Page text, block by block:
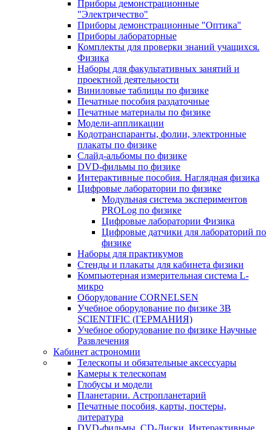
Приборы демонстрационные
"Электричество"
Приборы демонстрационные "Оптика"
Приборы лабораторные
Комплекты для проверки знаний учащихся.
Физика
Наборы для факультативных занятий и
проектной деятельности
Виниловые таблицы по физике
Печатные пособия раздаточные
Печатные материалы по физике
Модели-аппликации
Кодотранспаранты, фолии, электронные
плакаты по физике
Слайд-альбомы по физике
DVD-фильмы по физике
Интерактивные пособия. Наглядная физика
Цифровые лаборатории по физике
Модульная система экспериментов
PROLog по физике
Цифровые лаборатории Физика
Цифровые датчики для лабораторий по
физике
Наборы для практикумов
Стенды и плакаты для кабинета физики
Компьютерная измерительная система L-
микро
Оборудование CORNELSEN
Учебное оборудование по физике 3B
SCIENTIFIC (ГЕРМАНИЯ)
Учебное оборудование по физике Научные
Развлечения
Кабинет астрономии
Телескопы и обязательные аксессуары
Камеры к телескопам
Глобусы и модели
Планетарии. Астропланетарий
Печатные пособия, карты, постеры,
литература